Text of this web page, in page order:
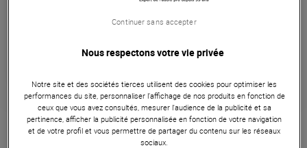
10x 12x
/ mois
Mensualités :
Sac / housse DJ
Nous respectons votre vie privée
Notre site et des sociétés tierces utilisent des cookies pour optimiser les
performances du site, personnaliser l’affichage de nos produits en fonction de
ceux que vous avez consultés, mesurer l'audience de la publicité et sa
pertinence, afficher la publicité personnalisée en fonction de votre navigation
et de votre profil et vous permettre de partager du contenu sur les réseaux
sociaux.
Continuer sans accepter